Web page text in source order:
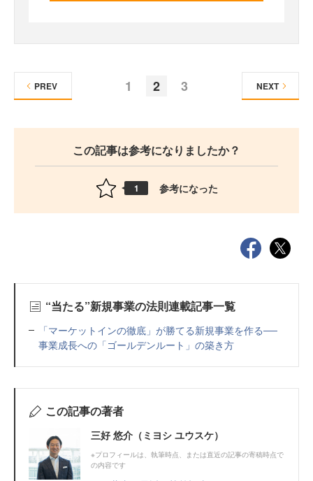
1 2 3
PREV NEXT
この記事は参考になりましたか？
1 参考になった
“当たる”新規事業の法則連載記事一覧
「マーケットインの徹底」が勝てる新規事業を作る──
事業成長への「ゴールデンルート」の築き方
この記事の著者
三好 悠介（ミヨシ ユウスケ）
※プロフィールは、執筆時点、または直近の記事の寄稿時点で
の内容です